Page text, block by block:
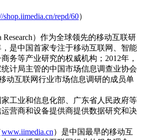
shop.iimedia.cn/repd/60）
）作为全球领先的移动互联研
是中国首家专注于移动互联网、智能
务等产业研究的权威机构；2012年，
计局主管的中国市场信息调查业协会
动互联网行业市场信息调研的成员单
业和信息化部、广东省人民政府等
营商和设备提供商提供数据研究和决
www.iimedia.cn）是中国最早的移动互